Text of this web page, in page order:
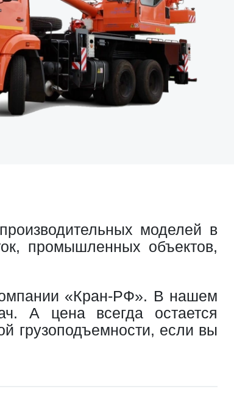
моделей в
промышленных объектов,
«Кран-РФ». В нашем
А цена всегда остается
грузоподъемности, если вы